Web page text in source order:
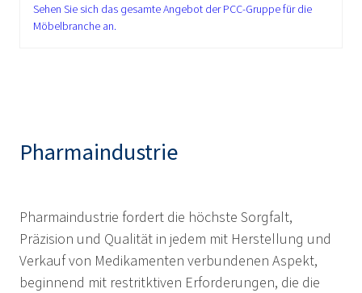
Sehen Sie sich das gesamte Angebot der PCC-Gruppe für die
Möbelbranche an.
Pharmaindustrie
Pharmaindustrie fordert die höchste Sorgfalt,
Präzision und Qualität in jedem mit Herstellung und
Verkauf von Medikamenten verbundenen Aspekt,
beginnend mit restritktiven Erforderungen, die die